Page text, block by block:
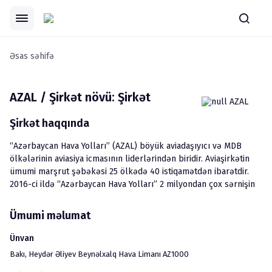
Əsas səhifə
AZAL / Şirkət növü: Şirkət
Şirkət haqqında
“Azərbaycan Hava Yolları” (AZAL) böyük aviadaşıyıcı və MDB
ölkələrinin aviasiya icmasının liderlərindən biridir. Aviaşirkətin
ümumi marşrut şəbəkəsi 25 ölkədə 40 istiqamətdən ibarətdir.
2016-ci ildə “Azərbaycan Hava Yolları” 2 milyondan çox sərnişin
Azərbaycanın mülki aviasiyasının təyyarələri Beynəlxalq Mülki
Aviasiya Təşkilatının (İCAO) standartlarına tamamilə uyğundur,
AZAL isə ən nüfuzlu mülki aviasiya təşkilatının -  Beynəlxalq
AZAL 23 hava gəmisindən ibarət ən yeni təyyarə parkına malikdir.
Ümumi məlumat
Ünvan
Bakı, Heydər Əliyev Beynəlxalq Hava Limanı AZ1000